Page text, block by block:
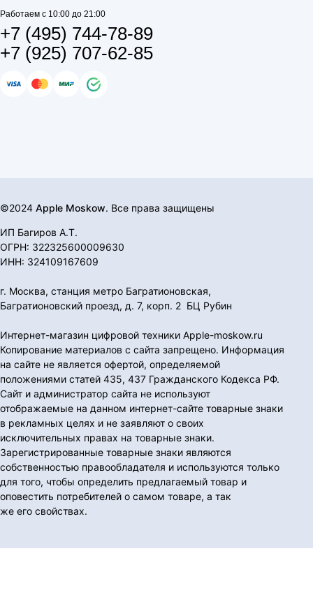
Работаем с 10:00 до 21:00
+7 (495) 744-78-89
+7 (925) 707-62-85
©2024 Apple Moskow. Все права защищены
ИП Багиров А.Т.
ОГРН: 322325600009630
ИНН: 324109167609
г. Москва, станция метро Багратионовская,
Багратионовский проезд, д. 7, корп. 2 БЦ Рубин
Интернет-магазин цифровой техники Apple-moskow.ru
Копирование материалов с сайта запрещено. Информация
на сайте не является офертой, определяемой
положениями статей 435, 437 Гражданского Кодекса РФ.
Сайт и администратор сайта не используют
отображаемые на данном интернет-сайте товарные знаки
в рекламных целях и не заявляют о своих
исключительных правах на товарные знаки.
Зарегистрированные товарные знаки являются
собственностью правообладателя и используются только
для того, чтобы определить предлагаемый товар и
оповестить потребителей о самом товаре, а так
же его свойствах.